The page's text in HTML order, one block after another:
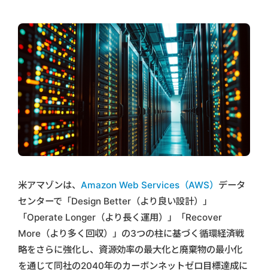
米アマゾンは、 Amazon Web Services（AWS） データ
センターで「Design Better（より良い設計）」
「Operate Longer（より長く運用）」「Recover
More（より多く回収）」の3つの柱に基づく循環経済戦
略をさらに強化し、資源効率の最大化と廃棄物の最小化
を通じて同社の2040年のカーボンネットゼロ目標達成に